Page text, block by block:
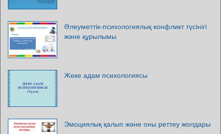
Әлеуметтік-психологиялық конфликт түсінігі
және құрылымы
Жеке адам психологиясы
Эмоциялық қалып және оны реттеу жолдары